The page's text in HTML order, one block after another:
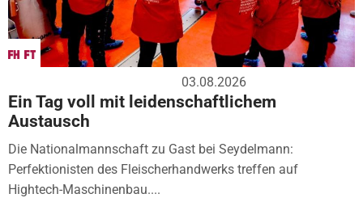
03.08.2026
Ein Tag voll mit leidenschaftlichem
Austausch
Die Nationalmannschaft zu Gast bei Seydelmann:
Perfektionisten des Fleischerhandwerks treffen auf
Hightech-Maschinenbau....